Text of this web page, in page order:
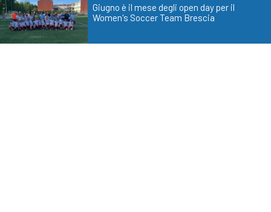
Giugno è il mese degli open day per il
Women's Soccer Team Brescia